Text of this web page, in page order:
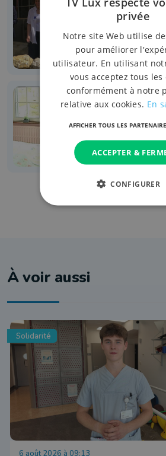
Mellier. Pose de
la résidence «Les
22 mai 2018 à 14:44
Solidarité
Le Fourneau
de l'autonomie à
7 avril 2016 à 16:08
À voir aussi
Solidarité
6 août 2026 à 09:13
privée
Notre site Web utilise
pour améliorer
utilisateur. En utilisant
vous acceptez tous les
conformément à notre
relative aux cookies. En
AFFICHER TOUS LES
ACCEPTER &
CONFIGURER